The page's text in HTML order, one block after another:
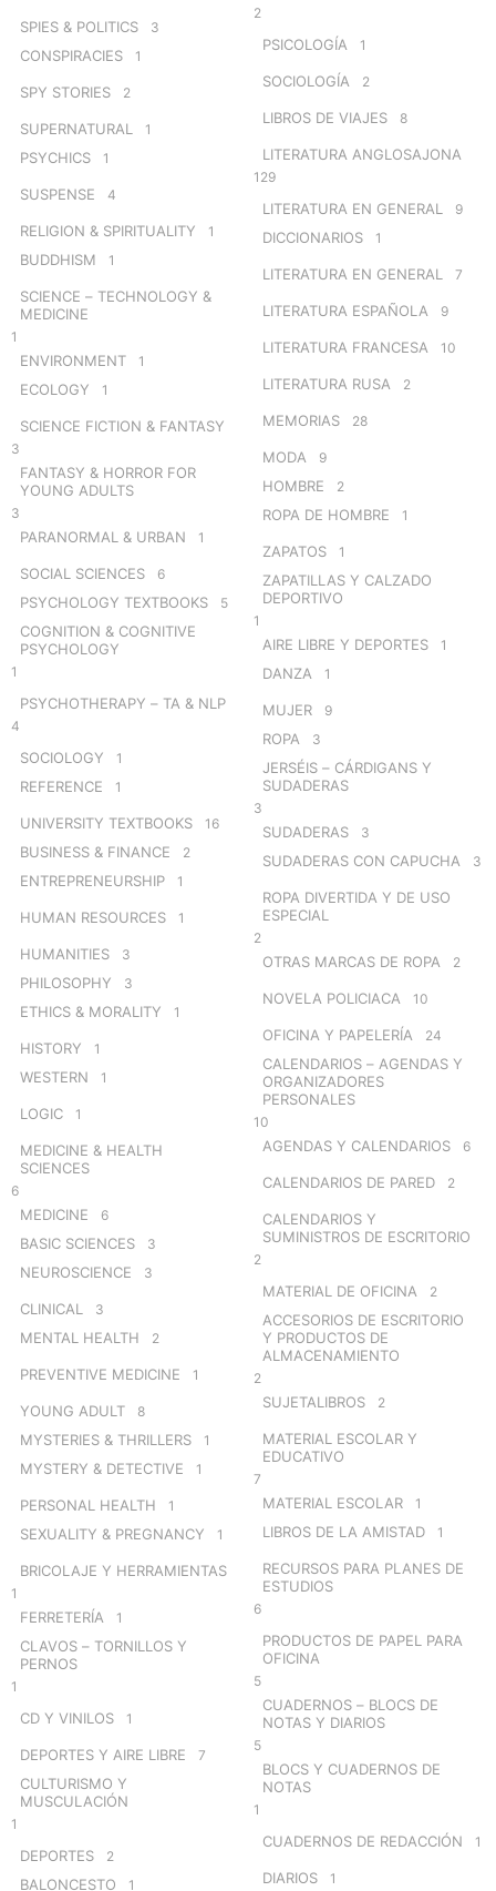
SPIES & POLITICS 3
CONSPIRACIES 1
SPY STORIES 2
SUPERNATURAL 1
PSYCHICS 1
SUSPENSE 4
RELIGION & SPIRITUALITY 1
BUDDHISM 1
SCIENCE – TECHNOLOGY &
MEDICINE
1
ENVIRONMENT 1
ECOLOGY 1
SCIENCE FICTION & FANTASY
3
FANTASY & HORROR FOR
YOUNG ADULTS
3
PARANORMAL & URBAN 1
SOCIAL SCIENCES 6
PSYCHOLOGY TEXTBOOKS 5
COGNITION & COGNITIVE
PSYCHOLOGY
1
PSYCHOTHERAPY – TA & NLP
4
SOCIOLOGY 1
REFERENCE 1
UNIVERSITY TEXTBOOKS 16
BUSINESS & FINANCE 2
ENTREPRENEURSHIP 1
HUMAN RESOURCES 1
HUMANITIES 3
PHILOSOPHY 3
ETHICS & MORALITY 1
HISTORY 1
WESTERN 1
LOGIC 1
MEDICINE & HEALTH
SCIENCES
6
MEDICINE 6
BASIC SCIENCES 3
NEUROSCIENCE 3
CLINICAL 3
MENTAL HEALTH 2
PREVENTIVE MEDICINE 1
YOUNG ADULT 8
MYSTERIES & THRILLERS 1
MYSTERY & DETECTIVE 1
PERSONAL HEALTH 1
SEXUALITY & PREGNANCY 1
BRICOLAJE Y HERRAMIENTAS
1
FERRETERÍA 1
CLAVOS – TORNILLOS Y
PERNOS
1
CD Y VINILOS 1
DEPORTES Y AIRE LIBRE 7
CULTURISMO Y
MUSCULACIÓN
1
DEPORTES 2
BALONCESTO 1
2
PSICOLOGÍA 1
SOCIOLOGÍA 2
LIBROS DE VIAJES 8
LITERATURA ANGLOSAJONA
129
LITERATURA EN GENERAL 9
DICCIONARIOS 1
LITERATURA EN GENERAL 7
LITERATURA ESPAÑOLA 9
LITERATURA FRANCESA 10
LITERATURA RUSA 2
MEMORIAS 28
MODA 9
HOMBRE 2
ROPA DE HOMBRE 1
ZAPATOS 1
ZAPATILLAS Y CALZADO
DEPORTIVO
1
AIRE LIBRE Y DEPORTES 1
DANZA 1
MUJER 9
ROPA 3
JERSÉIS – CÁRDIGANS Y
SUDADERAS
3
SUDADERAS 3
SUDADERAS CON CAPUCHA 3
ROPA DIVERTIDA Y DE USO
ESPECIAL
2
OTRAS MARCAS DE ROPA 2
NOVELA POLICIACA 10
OFICINA Y PAPELERÍA 24
CALENDARIOS – AGENDAS Y
ORGANIZADORES
PERSONALES
10
AGENDAS Y CALENDARIOS 6
CALENDARIOS DE PARED 2
CALENDARIOS Y
SUMINISTROS DE ESCRITORIO
2
MATERIAL DE OFICINA 2
ACCESORIOS DE ESCRITORIO
Y PRODUCTOS DE
ALMACENAMIENTO
2
SUJETALIBROS 2
MATERIAL ESCOLAR Y
EDUCATIVO
7
MATERIAL ESCOLAR 1
LIBROS DE LA AMISTAD 1
RECURSOS PARA PLANES DE
ESTUDIOS
6
PRODUCTOS DE PAPEL PARA
OFICINA
5
CUADERNOS – BLOCS DE
NOTAS Y DIARIOS
5
BLOCS Y CUADERNOS DE
NOTAS
1
CUADERNOS DE REDACCIÓN 1
DIARIOS 1